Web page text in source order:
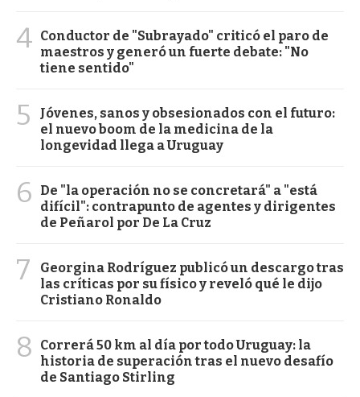
4 Conductor de "Subrayado" criticó el paro de
maestros y generó un fuerte debate: "No
tiene sentido"
5
Jóvenes, sanos y obsesionados con el futuro:
el nuevo boom de la medicina de la
longevidad llega a Uruguay
6
De "la operación no se concretará" a "está
difícil": contrapunto de agentes y dirigentes
de Peñarol por De La Cruz
7
Georgina Rodríguez publicó un descargo tras
las críticas por su físico y reveló qué le dijo
Cristiano Ronaldo
8
Correrá 50 km al día por todo Uruguay: la
historia de superación tras el nuevo desafío
de Santiago Stirling